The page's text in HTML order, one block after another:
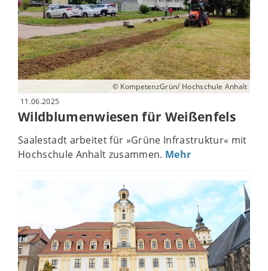
© KompetenzGrün/ Hochschule Anhalt
11.06.2025
Wildblumenwiesen für Weißenfels
Saalestadt arbeitet für »Grüne Infrastruktur« mit
Hochschule Anhalt zusammen. Mehr